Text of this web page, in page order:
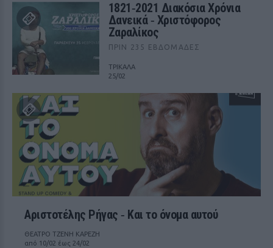
1821‑2021 Διακόσια Χρόνια
Δανεικά ‑ Χριστόφορος
Ζαραλίκος
ΠΡΙΝ 235 ΕΒΔΟΜΆΔΕΣ
ΤΡΙΚΑΛΑ
25/02
Αριστοτέλης Ρήγας ‑ Kαι το όνομα αυτού
ΘΕΑΤΡΟ ΤΖΕΝΗ ΚΑΡΕΖΗ
από 10/02 έως 24/02